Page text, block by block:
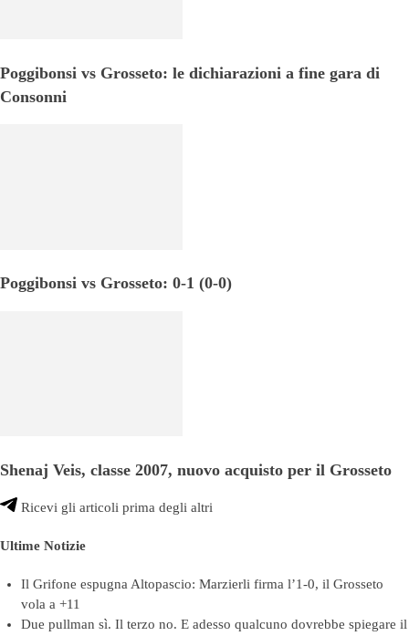
Poggibonsi vs Grosseto: le dichiarazioni a fine gara di
Consonni
Poggibonsi vs Grosseto: 0-1 (0-0)
Shenaj Veis, classe 2007, nuovo acquisto per il Grosseto
Ricevi gli articoli prima degli altri
Ultime Notizie
Il Grifone espugna Altopascio: Marzierli firma l’1-0, il Grosseto
vola a +11
Due pullman sì. Il terzo no. E adesso qualcuno dovrebbe spiegare il